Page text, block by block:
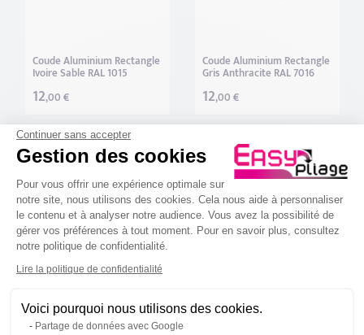
Ivoire Clair / Sable RAL 1015 (1)
Noir Foncé RAL 9005 (1)
Piedra RAL 9006 (1)
Noir Sablé RAL 2100 FT (1)
Coude Aluminium Rectangle
Ivoire Sable RAL 1015
12,00 €
Coude Aluminium Rectangle
Gris Anthracite RAL 7016
12,00 €
14,00 €
Continuer sans accepter
Gestion des cookies
Plateforme de Gestion du
Pour vous offrir une expérience optimale sur
notre site, nous utilisons des cookies. Cela nous aide à personnaliser
le contenu et à analyser notre audience. Vous avez la possibilité de
gérer vos préférences à tout moment. Pour en savoir plus, consultez
notre politique de confidentialité.
Lire la politique de confidentialité
Voici pourquoi nous utilisons des cookies.
Partage de données avec Google
Axeptio consent